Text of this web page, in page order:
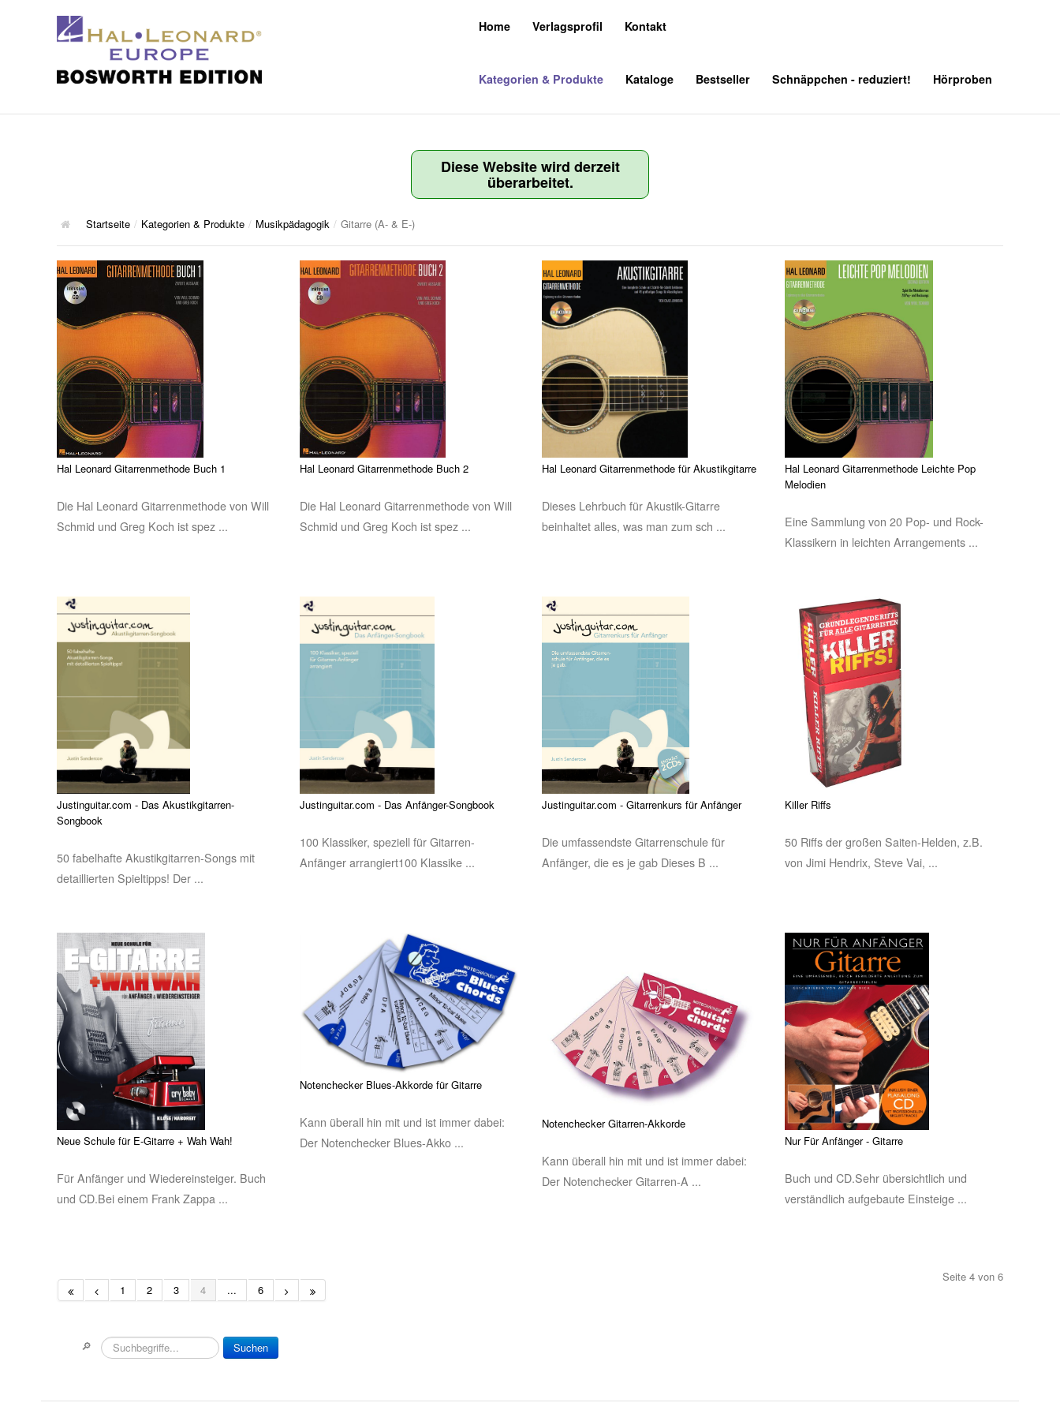
Home Verlagsprofil Kontakt
Kategorien & Produkte Kataloge Bestseller Schnäppchen - reduziert! Hörproben
Diese Website wird derzeit
überarbeitet.
Startseite / Kategorien & Produkte / Musikpädagogik / Gitarre (A- & E-)
Hal Leonard Gitarrenmethode Buch 1
Die Hal Leonard Gitarrenmethode von Will
Schmid und Greg Koch ist spez ...
Hal Leonard Gitarrenmethode Buch 2
Die Hal Leonard Gitarrenmethode von Will
Schmid und Greg Koch ist spez ...
Hal Leonard Gitarrenmethode für Akustikgitarre
Dieses Lehrbuch für Akustik-Gitarre
beinhaltet alles, was man zum sch ...
Hal Leonard Gitarrenmethode Leichte Pop
Melodien
Eine Sammlung von 20 Pop- und Rock-
Klassikern in leichten Arrangements ...
Justinguitar.com - Das Akustikgitarren-
Songbook
50 fabelhafte Akustikgitarren-Songs mit
detaillierten Spieltipps! Der ...
Justinguitar.com - Das Anfänger-Songbook
100 Klassiker, speziell für Gitarren-
Anfänger arrangiert100 Klassike ...
Justinguitar.com - Gitarrenkurs für Anfänger
Die umfassendste Gitarrenschule für
Anfänger, die es je gab Dieses B ...
Killer Riffs
50 Riffs der großen Saiten-Helden, z.B.
von Jimi Hendrix, Steve Vai, ...
Neue Schule für E-Gitarre + Wah Wah!
Für Anfänger und Wiedereinsteiger. Buch
und CD.Bei einem Frank Zappa ...
Notenchecker Blues-Akkorde für Gitarre
Kann überall hin mit und ist immer dabei:
Der Notenchecker Blues-Akko ...
Notenchecker Gitarren-Akkorde
Kann überall hin mit und ist immer dabei:
Der Notenchecker Gitarren-A ...
Nur Für Anfänger - Gitarre
Buch und CD.Sehr übersichtlich und
verständlich aufgebaute Einsteige ...
Seite 4 von 6
1
2 3 4 ... 6
🔎 Suchen